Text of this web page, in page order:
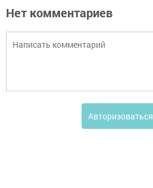
Нет комментариев
Авторизоваться